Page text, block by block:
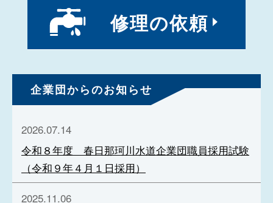
修理の依頼
企業団からのお知らせ
2026.07.14
令和８年度 春日那珂川水道企業団職員採用試験
（令和９年４月１日採用）
2025.11.06